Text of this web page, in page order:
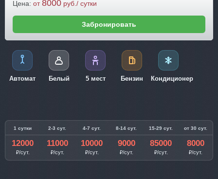
Цена: от8000 руб./ сутки
Забронировать
Автомат Белый 5 мест Бензин Кондиционер
1 сутки 2-3 сут. 4-7 сут. 8-14 сут. 15-29 сут. от 30 сут.
12000
₽/сут.
11000
₽/сут.
10000
₽/сут.
9000
₽/сут.
85000
₽/сут.
8000
₽/сут.